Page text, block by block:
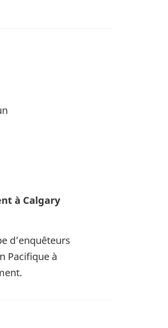
à Calgary
d’enquêteurs
Pacifique à